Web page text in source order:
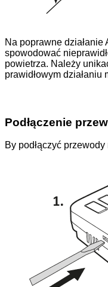
Na poprawne
spowodować
powietrza. Należy
prawidłowym
Podłączenie
By podłączyć